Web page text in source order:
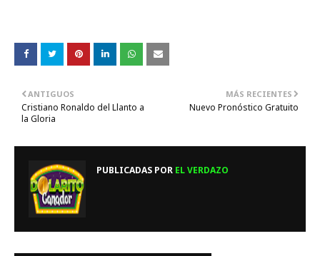
MÁS RECIENTES
Nuevo Pronóstico Gratuito
ANTIGUOS
Cristiano Ronaldo del Llanto a
la Gloria
PUBLICADAS POR EL VERDAZO